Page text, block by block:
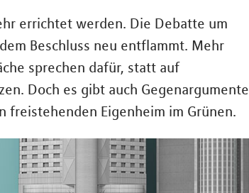
errichtet werden. Die Debatte um
Beschluss neu entflammt. Mehr
sprechen dafür, statt auf
Doch es gibt auch Gegenargumente
freistehenden Eigenheim im Grünen.